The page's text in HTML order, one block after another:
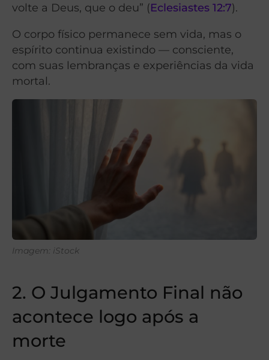
volte a Deus, que o deu” (Eclesiastes 12:7).
O corpo físico permanece sem vida, mas o
espírito continua existindo — consciente,
com suas lembranças e experiências da vida
mortal.
Imagem: iStock
2. O Julgamento Final não
acontece logo após a
morte